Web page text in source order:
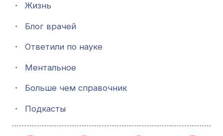
・ Жизнь
・ Блог врачей
・ Ответили по науке
・ Ментальное
・ Больше чем справочник
・ Подкасты